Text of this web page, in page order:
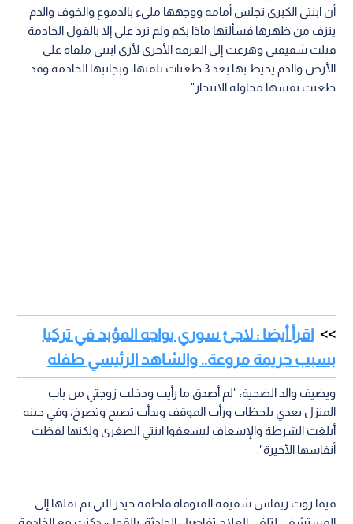
أن ابنتي الكبرى تجلس أمامه ووجهها مليء بالدموع والخوف والدم
ينزف من ظهرها فسألتها ماذا بكم ولم ترد علي إلا بالقول الخادمة
قتلت شقيقتي وهرعت إلى الغرفة الأخرى لأرى ابنتي ملقاة على
الأرض والدم يحيط بها بعد 3 طعنات تلقتها، وبجانبها الخادمة وقد
طعنت نفسها محاولة الانتحار".
اقرأ أيضا : لاجئ سوري يواجه المؤبد في تركيا
بسبب جريمة مروعة.. والشاهد الرئيسي طفله
ويضيف والد الضحية: "لم أصدق ما رأيت ودخلت زوجتي من باب
المنزل بعدي بلحظات ورأت الموقف وبدأت تصيح وتصرخ، وفي حينه
أبلغت الشرطة والإسعاف ليسعفوا ابنتي الصغرى ولكنها لفظت
أنفاسها الأخيرة".
فيما روت ريماس شقيقة المتوفاة فاطمة حيدر التي تم نقلها إلى